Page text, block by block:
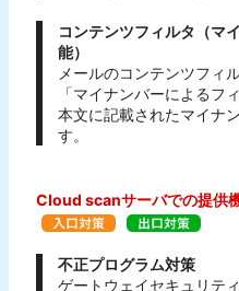
コンテンツフィルタ（マ
能）
メールのコンテンツフィ
「マイナンバーによるフ
本文に記載されたマイナ
す。
Cloud scanサーバでの提供
不正プログラム対策
ゲートウェイセキュリテ